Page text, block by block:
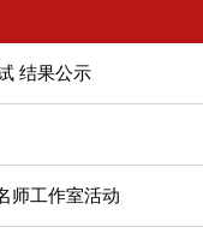
结果公示
师工作室活动